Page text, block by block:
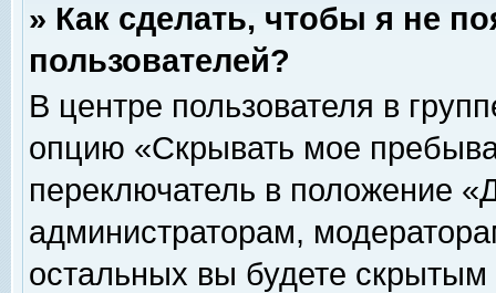
» Как сделать, чтобы я не
пользователей?
В центре пользователя в
опцию «Скрывать мое
переключатель в положение
администраторам,
остальных вы будете скрытым